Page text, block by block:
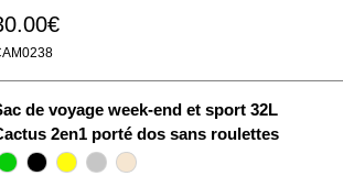
de voyage week-end et sport 32L
2en1 porté dos sans roulettes